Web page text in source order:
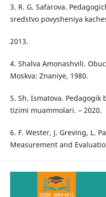
3. R. G. Safarova.
sredstvo povysheniya
2013.
4. Shalva Amonashvili.
Moskva: Znaniye, 1980.
5. Sh. Ismatova.
tizimi muammolari. – 2020.
6. F. Wester, J. Greving, L.
Measurement and